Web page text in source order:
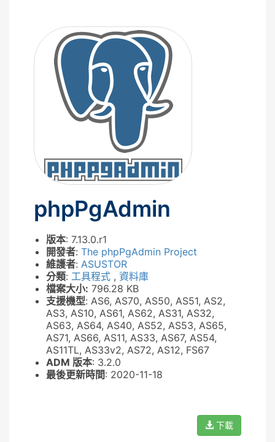
phpPgAdmin
版本: 7.13.0.r1
開發者: The phpPgAdmin Project
維護者: ASUSTOR
分類: 工具程式 , 資料庫
檔案大小: 796.28 KB
支援機型: AS6, AS70, AS50, AS51, AS2,
AS3, AS10, AS61, AS62, AS31, AS32,
AS63, AS64, AS40, AS52, AS53, AS65,
AS71, AS66, AS11, AS33, AS67, AS54,
AS11TL, AS33v2, AS72, AS12, FS67
ADM 版本: 3.2.0
最後更新時間: 2020-11-18
下載